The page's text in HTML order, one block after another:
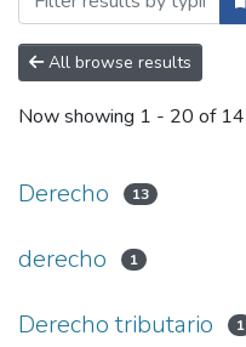
All browse results
Now showing 1 - 20 of
Derecho 13
derecho 1
Derecho tributario 1